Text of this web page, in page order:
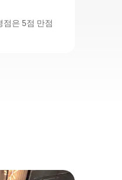
은 5점 만점